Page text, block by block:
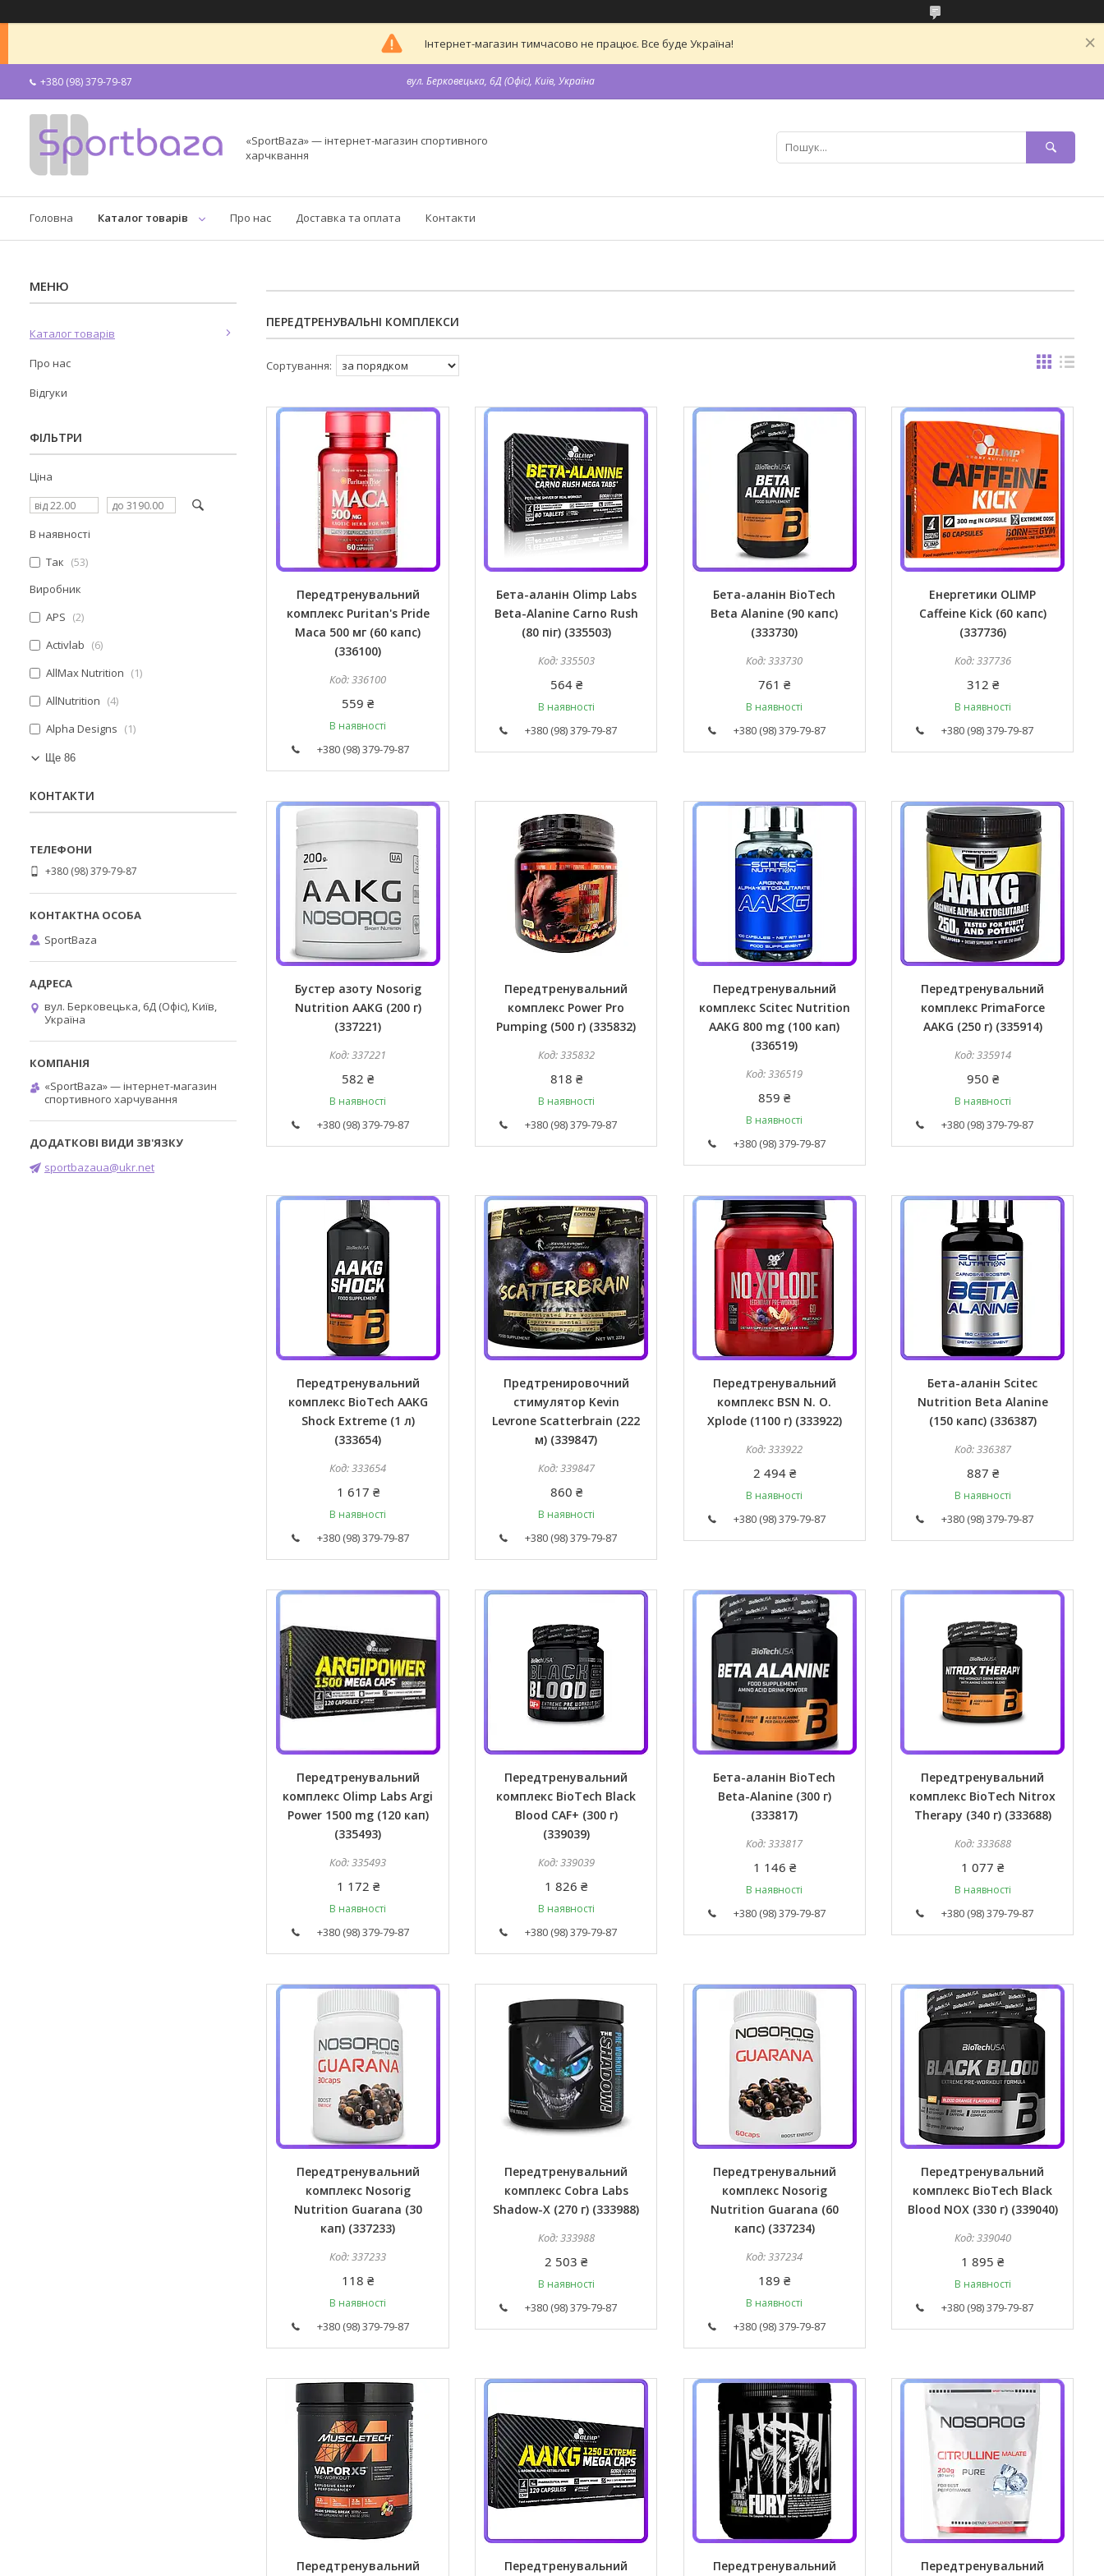
Інтернет-магазин тимчасово не працює. Все буде Україна!
+380 (98) 379-79-87 вул. Берковецька, 6Д (Офіс), Київ, Україна
«SportBaza» — інтернет-магазин спортивного
харчквання
Головна Каталог товарів Про нас Доставка та оплата Контакти
ПЕРЕДТРЕНУВАЛЬНІ КОМПЛЕКСИ
Передтренувальний
комплекс Puritan's Pride
Maca 500 мг (60 капс)
(336100)
336100
559 ₴
В наявності
+380 (98) 379-79-87
Бета-аланін Olimp Labs
Beta-Alanine Carno Rush
(80 піг) (335503)
335503
564 ₴
В наявності
+380 (98) 379-79-87
Бета-аланін BioTech
Beta Alanine (90 капс)
(333730)
333730
761 ₴
В наявності
+380 (98) 379-79-87
Енергетики OLIMP
Caffeine Kick (60 капс)
(337736)
337736
312 ₴
В наявності
+380 (98) 379-79-87
Бустер азоту Nosorig
Nutrition AAKG (200 г)
(337221)
337221
582 ₴
В наявності
+380 (98) 379-79-87
Передтренувальний
комплекс Power Pro
Pumping (500 г) (335832)
335832
818 ₴
В наявності
+380 (98) 379-79-87
Передтренувальний
комплекс Scitec Nutrition
AAKG 800 mg (100 кап)
(336519)
336519
859 ₴
В наявності
+380 (98) 379-79-87
Передтренувальний
комплекс PrimaForce
AAKG (250 г) (335914)
335914
950 ₴
В наявності
+380 (98) 379-79-87
Передтренувальний
комплекс BioTech AAKG
Shock Extreme (1 л)
(333654)
333654
1 617 ₴
В наявності
+380 (98) 379-79-87
Предтренировочний
стимулятор Kevin
Levrone Scatterbrain (222
м) (339847)
339847
860 ₴
В наявності
+380 (98) 379-79-87
Передтренувальний
комплекс BSN N. O.
Xplode (1100 г) (333922)
333922
2 494 ₴
В наявності
+380 (98) 379-79-87
Бета-аланін Scitec
Nutrition Beta Alanine
(150 капс) (336387)
336387
887 ₴
В наявності
+380 (98) 379-79-87
Передтренувальний
комплекс Olimp Labs Argi
Power 1500 mg (120 кап)
(335493)
335493
1 172 ₴
В наявності
+380 (98) 379-79-87
Передтренувальний
комплекс BioTech Black
Blood CAF+ (300 г)
(339039)
339039
1 826 ₴
В наявності
+380 (98) 379-79-87
Бета-аланін BioTech
Beta-Alanine (300 г)
(333817)
333817
1 146 ₴
В наявності
+380 (98) 379-79-87
Передтренувальний
комплекс BioTech Nitrox
Therapy (340 г) (333688)
333688
1 077 ₴
В наявності
+380 (98) 379-79-87
Передтренувальний
комплекс Nosorig
Nutrition Guarana (30
кап) (337233)
337233
118 ₴
В наявності
+380 (98) 379-79-87
Передтренувальний
комплекс Cobra Labs
Shadow-X (270 г) (333988)
333988
2 503 ₴
В наявності
+380 (98) 379-79-87
Передтренувальний
комплекс Nosorig
Nutrition Guarana (60
капс) (337234)
337234
189 ₴
В наявності
+380 (98) 379-79-87
Передтренувальний
комплекс BioTech Black
Blood NOX (330 г) (339040)
339040
1 895 ₴
В наявності
+380 (98) 379-79-87
Передтренувальний Передтренувальний Передтренувальний Передтренувальний
Каталог товарів
Про нас
Відгуки
ФІЛЬТРИ
Ціна
В наявності
Так
53
Виробник
APS
2
Activlab
6
AllMax Nutrition
1
AllNutrition
4
Alpha Designs
1
Ще 86
КОНТАКТИ
+380 (98) 379-79-87
SportBaza
вул. Берковецька, 6Д (Офіс), Київ,
Україна
«SportBaza» — інтернет-магазин
спортивного харчування
sportbazaua@ukr.net